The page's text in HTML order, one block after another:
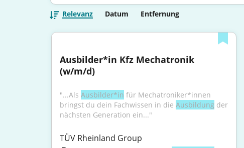
Relevanz Datum Entfernung
Ausbilder*in Kfz Mechatronik
(w/m/d)
"...Als Ausbilder*in für Mechatroniker*innen
bringst du dein Fachwissen in die Ausbildung der
nächsten Generation ein..."
TÜV Rheinland Group